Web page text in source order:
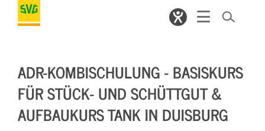
ADR-KOMBISCHULUNG - BASISKURS
FÜR STÜCK- UND SCHÜTTGUT &
AUFBAUKURS TANK IN DUISBURG